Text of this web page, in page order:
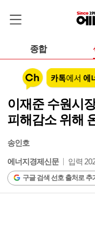
종합
이재준 수원시
피해감소 위해
송인호
에너지경제신문
입력
구글 검색 선호 출처로 추